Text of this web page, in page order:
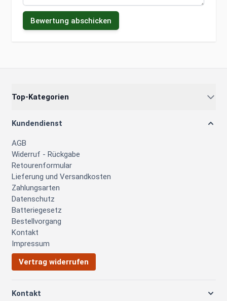
Bewertung abschicken
Top-Kategorien
Kundendienst
AGB
Widerruf - Rückgabe
Retourenformular
Lieferung und Versandkosten
Zahlungsarten
Datenschutz
Batteriegesetz
Bestellvorgang
Kontakt
Impressum
Vertrag widerrufen
Kontakt